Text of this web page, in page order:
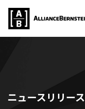
ニュースリリース